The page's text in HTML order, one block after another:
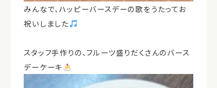
みんなで、ハッピーバースデーの歌をうたってお
祝いしました
スタッフ手作りの、フルーツ盛りだくさんのバース
デーケーキ